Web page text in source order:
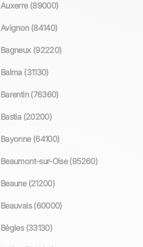
Auxerre (89000)
Avignon (84140)
Bagneux (92220)
Balma (31130)
Barentin (76360)
Bastia (20200)
Bayonne (64100)
Beaumont-sur-Oise (95260)
Beaune (21200)
Beauvais (60000)
Bègles (33130)